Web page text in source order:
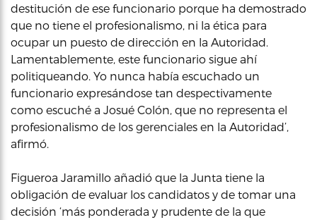
destitución de ese funcionario porque ha demostrado
que no tiene el profesionalismo, ni la ética para
ocupar un puesto de dirección en la Autoridad.
Lamentablemente, este funcionario sigue ahí
politiqueando. Yo nunca había escuchado un
funcionario expresándose tan despectivamente
como escuché a Josué Colón, que no representa el
profesionalismo de los gerenciales en la Autoridad’,
afirmó.
Figueroa Jaramillo añadió que la Junta tiene la
obligación de evaluar los candidatos y de tomar una
decisión ‘más ponderada y prudente de la que